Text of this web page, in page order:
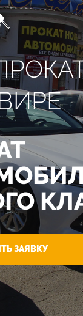
ЗАЯВКУ